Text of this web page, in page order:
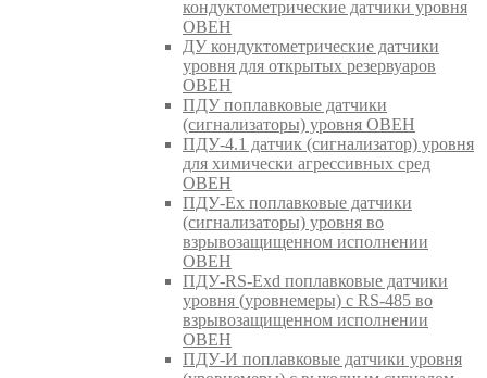
кондуктометрические датчики уровня
ОВЕН
ДУ кондуктометрические датчики
уровня для открытых резервуаров
ОВЕН
ПДУ поплавковые датчики
(сигнализаторы) уровня ОВЕН
ПДУ-4.1 датчик (сигнализатор) уровня
для химически агрессивных сред
ОВЕН
ПДУ-Ex поплавковые датчики
(сигнализаторы) уровня во
взрывозащищенном исполнении
ОВЕН
ПДУ-RS-Exd поплавковые датчики
уровня (уровнемеры) с RS-485 во
взрывозащищенном исполнении
ОВЕН
ПДУ-И поплавковые датчики уровня